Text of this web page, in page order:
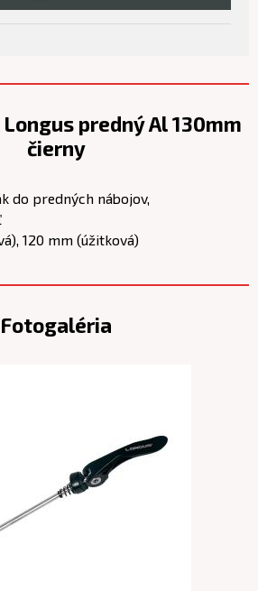
predný Al 130mm
čierny
do predných nábojov,
120 mm (úžitková)
Fotogaléria